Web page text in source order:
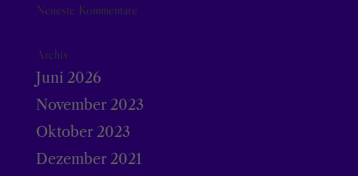
Neueste Kommentare
Archiv
Juni 2026
November 2023
Oktober 2023
Dezember 2021